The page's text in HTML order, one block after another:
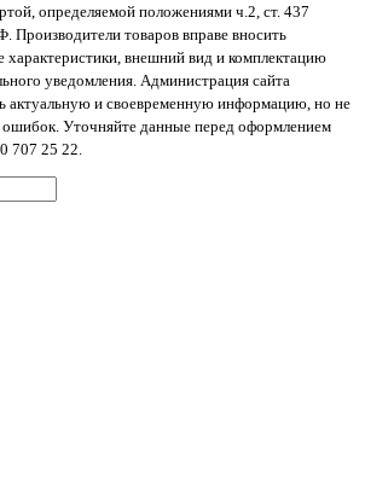
определяемой положениями ч.2, ст. 437
Производители товаров вправе вносить
характеристики, внешний вид и комплектацию
уведомления. Администрация сайта
актуальную и своевременную информацию, но не
Уточняйте данные перед оформлением
707 25 22.